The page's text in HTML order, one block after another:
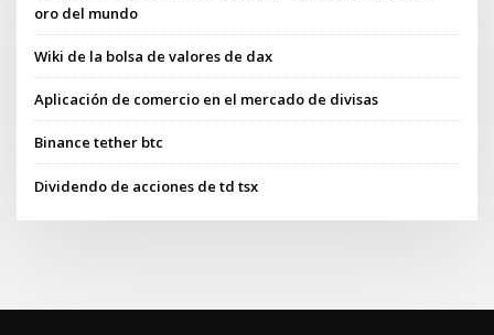
oro del mundo
Wiki de la bolsa de valores de dax
Aplicación de comercio en el mercado de divisas
Binance tether btc
Dividendo de acciones de td tsx